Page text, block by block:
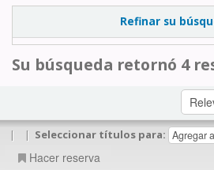
Refinar su
Su búsqueda retornó 4
| | Seleccionar títulos para:
Hacer reserva